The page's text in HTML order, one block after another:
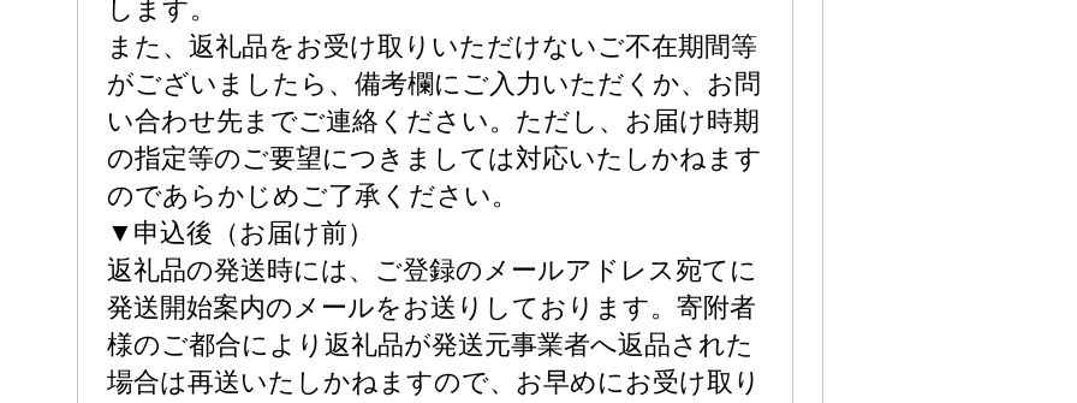
します。
また、返礼品をお受け取りいただけないご不在期間等
がございましたら、備考欄にご入力いただくか、お問
い合わせ先までご連絡ください。ただし、お届け時期
の指定等のご要望につきましては対応いたしかねます
のであらかじめご了承ください。
▼申込後（お届け前）
返礼品の発送時には、ご登録のメールアドレス宛てに
発送開始案内のメールをお送りしております。寄附者
様のご都合により返礼品が発送元事業者へ返品された
場合は再送いたしかねますので、お早めにお受け取り